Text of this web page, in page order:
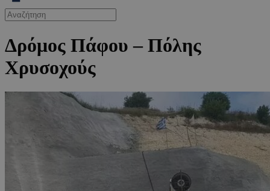
Δρόμος Πάφου – Πόλης
Χρυσοχούς